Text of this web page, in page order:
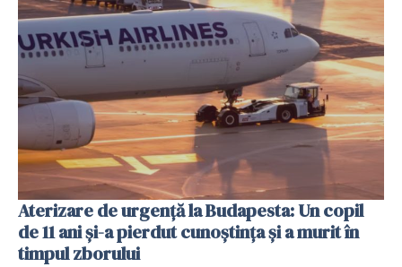
Aterizare de urgență la Budapesta: Un copil
de 11 ani și-a pierdut cunoștința și a murit în
timpul zborului